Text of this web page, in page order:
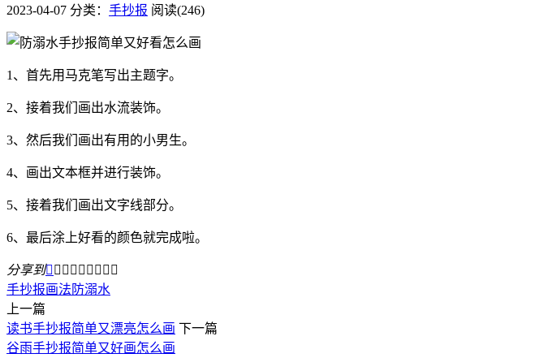
2023-04-07 分类： 手抄报 阅读(246)
1、首先用马克笔写出主题字。
2、接着我们画出水流装饰。
3、然后我们画出有用的小男生。
4、画出文本框并进行装饰。
5、接着我们画出文字线部分。
6、最后涂上好看的颜色就完成啦。
分享到        
手抄报画法 防溺水
上一篇
读书手抄报简单又漂亮怎么画 下一篇
谷雨手抄报简单又好画怎么画